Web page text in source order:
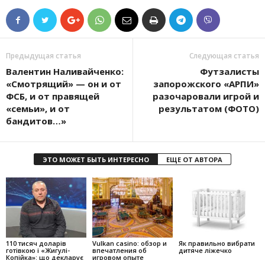
Предыдущая статья
Валентин Наливайченко:
«Смотрящий» — он и от
ФСБ, и от правящей
«семьи», и от
бандитов…»
Следующая статья
Футзалисты
запорожского «АРПИ»
разочаровали игрой и
результатом (ФОТО)
ЭТО МОЖЕТ БЫТЬ ИНТЕРЕСНО ЕЩЕ ОТ АВТОРА
110 тисяч доларів
готівкою і «Жигулі-
Копійка»: що декларує
Vulkan casino: обзор и
впечатления об
игровом опыте
Як правильно вибрати
дитяче ліжечко